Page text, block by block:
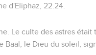
d'Eliphaz, 22.24
. Le culte des astres
Baal, le Dieu du soleil,